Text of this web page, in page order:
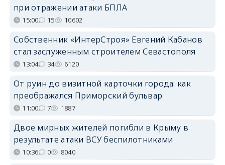
при отражении атаки БПЛА
15:00 15 10602
Собственник «ИнтерСтроя» Евгений Кабанов
стал заслуженным строителем Севастополя
13:04 34 6120
От руин до визитной карточки города: как
преображался Приморский бульвар
11:00 7 1887
Двое мирных жителей погибли в Крыму в
результате атаки ВСУ беспилотниками
10:36 0 8040